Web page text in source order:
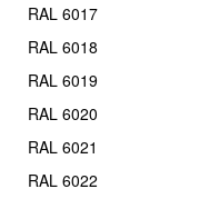
RAL 6017
RAL 6018
RAL 6019
RAL 6020
RAL 6021
RAL 6022